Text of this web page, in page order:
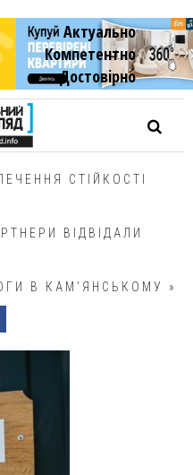
Актуально
Компетентно
Достовiрно
СТІЙКОСТІ
ВІДВІДАЛИ
В КАМ’ЯНСЬКОМУ »